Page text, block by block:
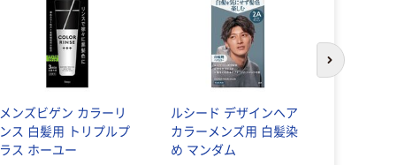
メンズビゲン カラーリ
ンス 白髪用 トリプルプ
ラス ホーユー
ルシード デザインヘア
カラーメンズ用 白髪染
め マンダム
次のスライド